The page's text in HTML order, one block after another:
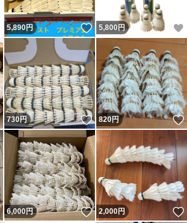
いいね！
5,890円 いいね！
5,800 円
いいね！
730円 いいね！
820円
いいね！
6,000円 いいね！
2,000円